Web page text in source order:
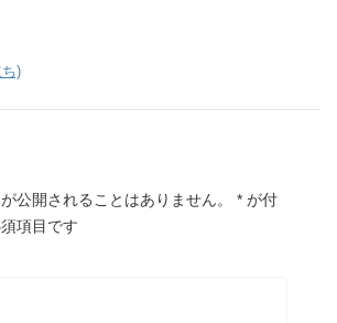
)
公開されることはありません。 * が付
項目です